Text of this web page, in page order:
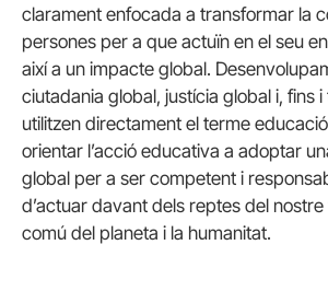
clarament enfocada a transformar la
persones per a que actuïn en el seu
així a un impacte global.
ciutadania global, justícia global i, fins
utilitzen directament el terme
orientar l’acció educativa a adoptar
global per a ser competent i
d’actuar davant dels reptes del
comú del planeta i la humanitat.